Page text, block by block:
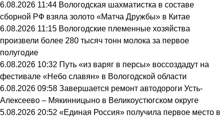
6.08.2026 11:44 Вологодская шахматистка в составе
сборной РФ взяла золото «Матча Дружбы» в Китае
6.08.2026 11:15 Вологодские племенные хозяйства
произвели более 280 тысяч тонн молока за первое
полугодие
6.08.2026 10:32 Путь «из варяг в персы» воссоздадут на
фестивале «Небо славян» в Вологодской области
6.08.2026 09:58 Завершается ремонт автодороги Усть-
Алексеево – Мякинницыно в Великоустюгском округе
5.08.2026 20:52 «Единая Россия» получила первое место в